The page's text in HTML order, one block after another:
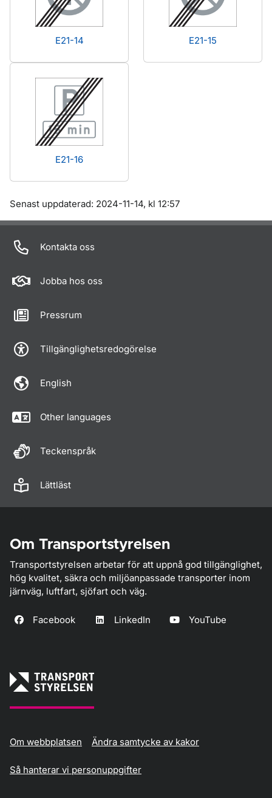
E21-14 E21-15
E21-16
Om sidan
Senast uppdaterad: 2024-11-14, kl 12:57
Kontakta oss
Jobba hos oss
Pressrum
Tillgänglighetsredogörelse
English
Other languages
Teckenspråk
Lättläst
Om Transportstyrelsen
Transportstyrelsen arbetar för att uppnå god tillgänglighet,
hög kvalitet, säkra och miljöanpassade transporter inom
järnväg, luftfart, sjöfart och väg.
Facebook LinkedIn YouTube
Om webbplatsen Ändra samtycke av kakor
Så hanterar vi personuppgifter